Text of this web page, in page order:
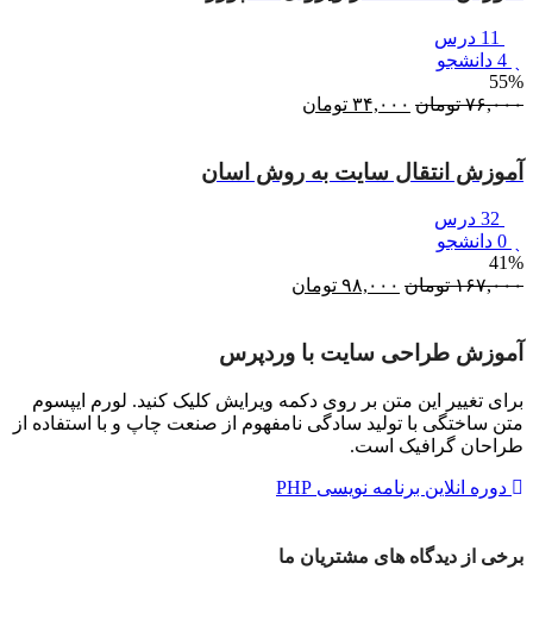
55%
۷۶,۰۰۰ تومان قیمت
بود.
۳۴,۰۰۰ تومان
آموزش انتقال سایت به روش اسان
41%
۱۶۷,۰۰۰ تومان قیمت
بود.
۹۸,۰۰۰ تومان
آموزش طراحی سایت با وردپرس
برای تغییر این متن بر روی دکمه ویرایش کلیک کنید. لورم ایپسوم
متن ساختگی با تولید سادگی نامفهوم از صنعت چاپ و با استفاده از
طراحان گرافیک است.
دوره انلاین برنامه نویسی PHP
برخی از دیدگاه های مشتریان ما